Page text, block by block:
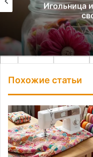
Игольница
Похожие статьи